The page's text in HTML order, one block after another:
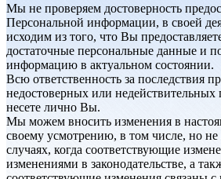
Мы не проверяем достоверность
Персональной информации, в своей
исходим из того, что Вы
достаточные персональные данные и
информацию в актуальном состоянии.
Всю ответственность за последствия
недостоверных или
несете лично Вы.
Мы можем вносить изменения в
своему усмотрению, в том числе, но не
случаях, когда соответствующие
изменениями в законодательстве, а